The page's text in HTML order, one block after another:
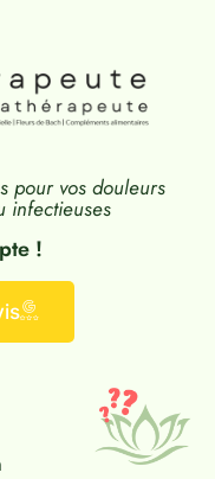
pour vos douleurs
infectieuses
!